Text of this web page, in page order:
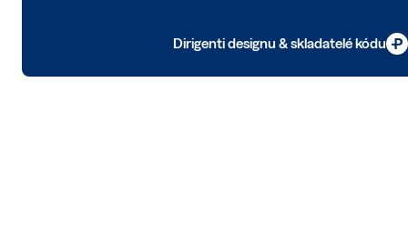
Dirigenti designu & skladatelé kódu